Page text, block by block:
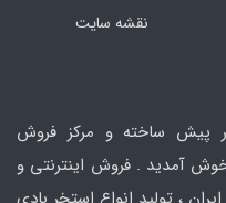
نقشه سایت
پیش ساخته و مرکز فروش
آمدید . فروش اینترنتی و